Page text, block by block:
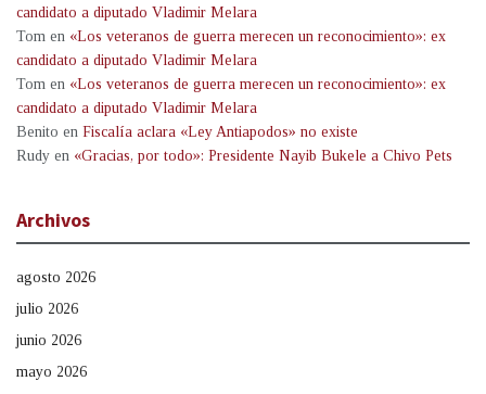
candidato a diputado Vladimir Melara
Tom en «Los veteranos de guerra merecen un reconocimiento»: ex
candidato a diputado Vladimir Melara
Tom en «Los veteranos de guerra merecen un reconocimiento»: ex
candidato a diputado Vladimir Melara
Benito en Fiscalía aclara «Ley Antiapodos» no existe
Rudy en «Gracias, por todo»: Presidente Nayib Bukele a Chivo Pets
Archivos
agosto 2026
julio 2026
junio 2026
mayo 2026